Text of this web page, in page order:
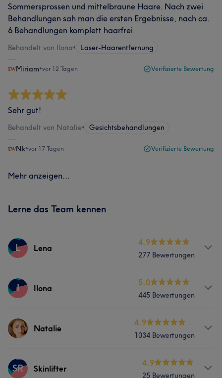
Sommersprossen und mittelbraune Haare. Nach zwei
Behandlungen sah man die ersten Ergebnisse, nach ca.
6 Behandlungen komplett haarfrei
Behandelt von Ilona• Laser-Haarentfernung
Miriam•vor 12 Tagen Verifizierte Bewertung
Sehr gut!
Behandelt von Natalie• Gesichtsbehandlungen
Nk•vor 17 Tagen Verifizierte Bewertung
Mehr anzeigen...
Lerne das Team kennen
L Lena
4.9
277 Bewertungen
Services
Was unsere Kunden über Lena sagen
Sympathisch 6
I Ilona
5.0
445 Bewertungen
Services
Haarentfernung
Natalie
4.9
1034 Bewertungen
Services
SR Skinlifter
4.9
25 Bewertungen